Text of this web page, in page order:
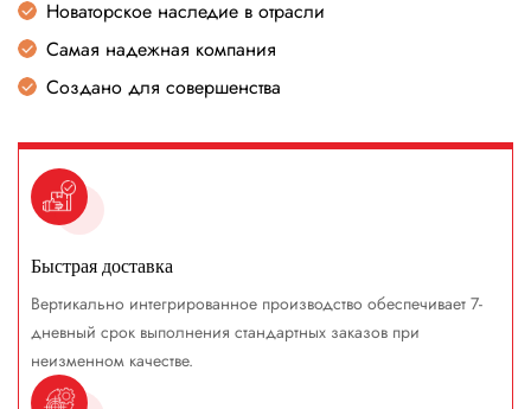
Новаторское наследие в отрасли
Самая надежная компания
Создано для совершенства
Быстрая доставка
Вертикально интегрированное производство обеспечивает 7-
дневный срок выполнения стандартных заказов при
неизменном качестве.